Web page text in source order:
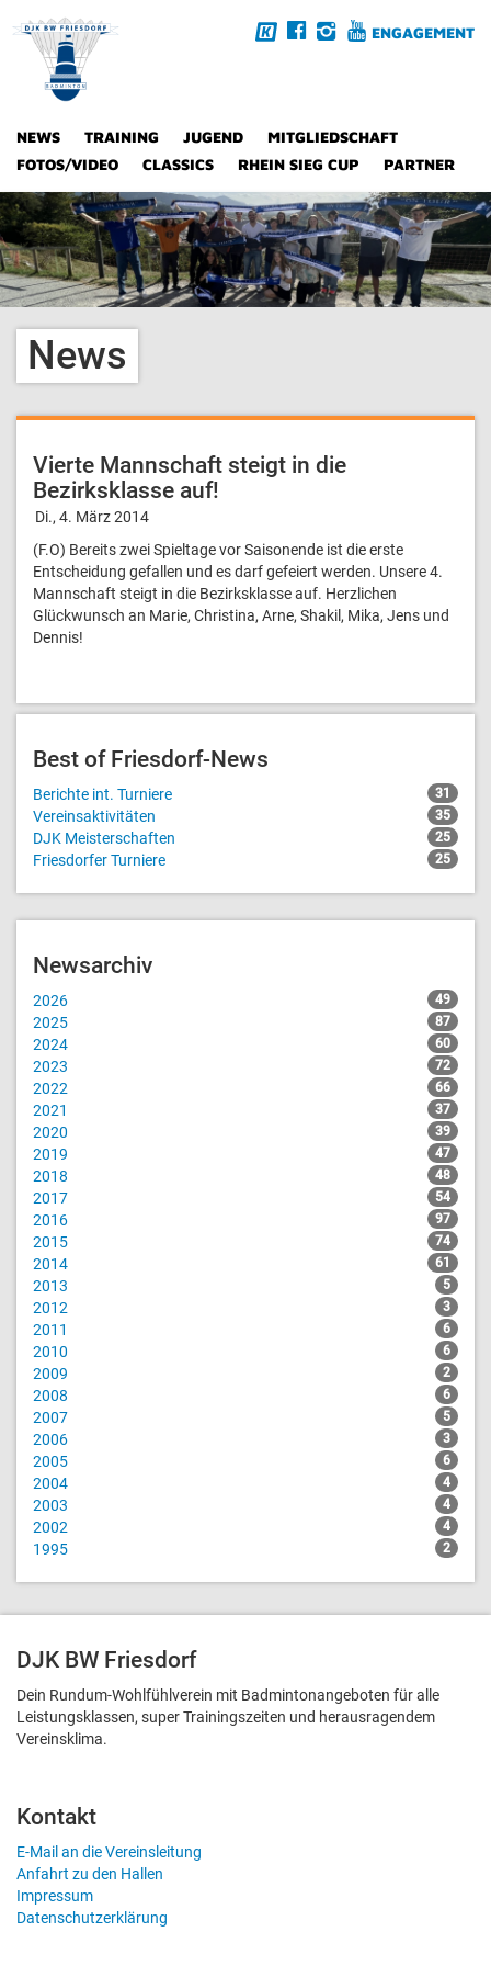
ENGAGEMENT
NEWS TRAINING JUGEND
MITGLIEDSCHAFT
FOTOS/VIDEO
CLASSICS RHEIN SIEG CUP PARTNER
News
Vierte Mannschaft steigt in die
Bezirksklasse auf!
Di., 4. März 2014
(F.O) Bereits zwei Spieltage vor Saisonende ist die erste
Entscheidung gefallen und es darf gefeiert werden. Unsere 4.
Mannschaft steigt in die Bezirksklasse auf. Herzlichen
Glückwunsch an Marie, Christina, Arne, Shakil, Mika, Jens und
Dennis!
Best of Friesdorf-News
Berichte int. Turniere 31
Vereinsaktivitäten 35
DJK Meisterschaften 25
Friesdorfer Turniere 25
Newsarchiv
2026 49
2025 87
2024 60
2023 72
2022 66
2021 37
2020 39
2019 47
2018 48
2017 54
2016 97
2015 74
2014 61
2013 5
2012 3
2011 6
2010 6
2009 2
2008 6
2007 5
2006 3
2005 6
2004 4
2003 4
2002 4
1995 2
DJK BW Friesdorf
Dein Rundum-Wohlfühlverein mit Badmintonangeboten für alle
Leistungsklassen, super Trainingszeiten und heraus­ragendem
Vereinsklima.
Kontakt
E-Mail an die Vereinsleitung
Anfahrt zu den Hallen
Impressum
Datenschutzerklärung